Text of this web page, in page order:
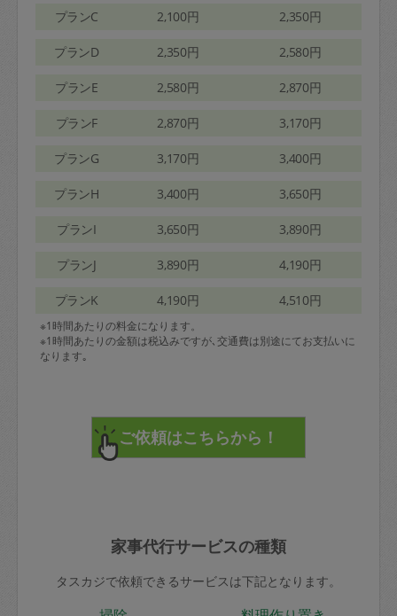
プランC 2,100円 2,350円
プランD 2,350円 2,580円
プランE 2,580円 2,870円
プランF 2,870円 3,170円
プランG 3,170円 3,400円
プランH 3,400円 3,650円
プランI 3,650円 3,890円
プランJ 3,890円 4,190円
プランK 4,190円 4,510円
※1時間あたりの料金になります。
※1時間あたりの金額は税込みですが､交通費は別途にてお支払いに
なります｡
家事代行サービスの種類
タスカジで依頼できるサービスは下記となります。